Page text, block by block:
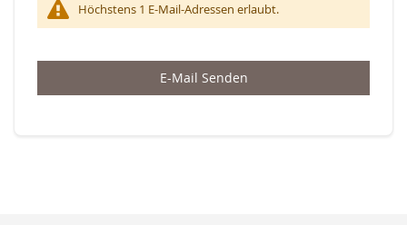
Höchstens 1 E-Mail-Adressen erlaubt.
E-Mail Senden